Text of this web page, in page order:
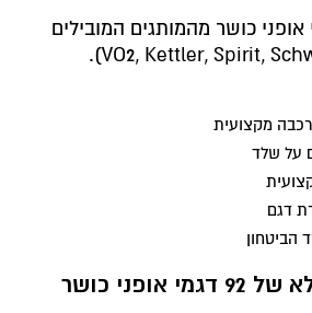
92 דגמי אופני כושר מהמותגים המובילים
(VO2, Kettler, Spirit, Schwinn, NordicTrack).
מקצועית
דגם
הביטחון
כושר